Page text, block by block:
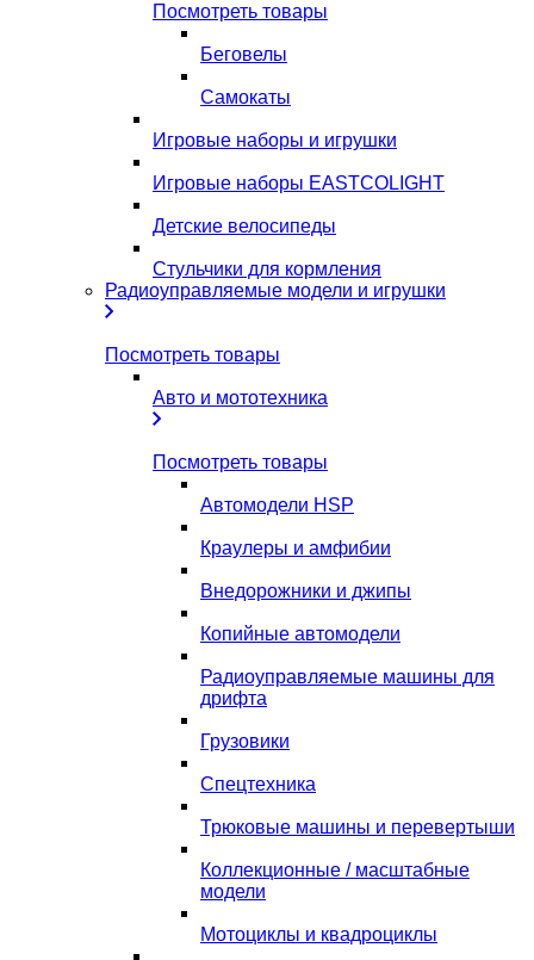
Посмотреть товары
Беговелы
Самокаты
Игровые наборы и игрушки
Игровые наборы EASTCOLIGHT
Детские велосипеды
Стульчики для кормления
Радиоуправляемые модели и игрушки
Посмотреть товары
Авто и мототехника
Посмотреть товары
Автомодели HSP
Краулеры и амфибии
Внедорожники и джипы
Копийные автомодели
Радиоуправляемые машины для
дрифта
Грузовики
Спецтехника
Трюковые машины и перевертыши
Коллекционные / масштабные
модели
Мотоциклы и квадроциклы